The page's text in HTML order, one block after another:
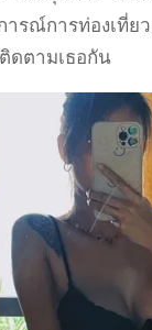
ารณ์การท่องเที่ย
ดตามเธอกัน